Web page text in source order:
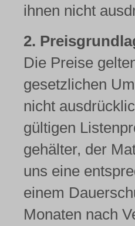
ihnen nicht
2.
Die Preise
gesetzlichen
nicht
gültigen
gehälter, der
uns eine
einem
Monaten nach